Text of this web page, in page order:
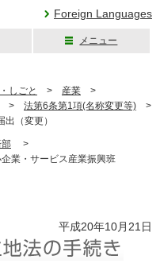
Foreign Languages
メニュー
しごと > 産業 >
> 法第6条第1項(名称変更等) >
（変更）
部 >
業・サービス産業振興班
平成20年10月21日